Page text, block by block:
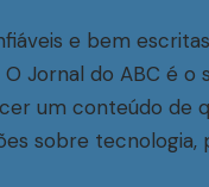
e bem
Jornal do ABC é o
um conteúdo de
sobre tecnologia,